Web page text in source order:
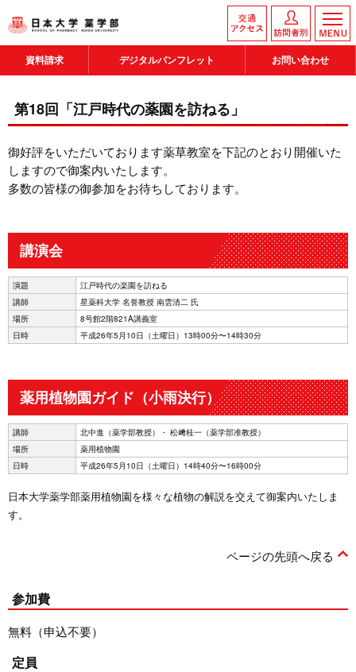
資料請求 デジタルパンフレット お問い合わせ
第18回「江戸時代の薬園を訪ねる」
御好評をいただいております薬草教室を下記のとおり開催いた
しますので御案内いたします。
多数の皆様の御参加をお待ちしております。
講演会
演題
江戸時代の楽園を訪ねる
講師
星薬科大学 名誉教授 南雲清二 氏
場所
8号館2階821A講義室
日時
平成26年5月10日（土曜日）13時00分〜14時30分
薬用植物園ガイド（小雨決行）
講師
北中進（薬学部教授）・ 松﨑桂一（薬学部准教授）
場所
薬用植物園
日時
平成26年5月10日（土曜日）14時40分〜16時00分
日本大学薬学部薬用植物園を様々な植物の解説を交えて御案内いたしま
す。
ページの先頭へ戻る
参加費
無料（申込不要）
定員